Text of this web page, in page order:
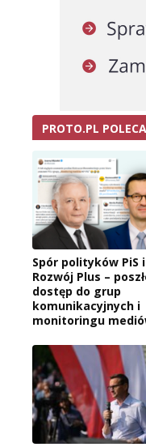
PROTO.PL POLECA
Spór polityków PiS i
Rozwój Plus –
dostęp do grup
komunikacyjnych i
monitoringu